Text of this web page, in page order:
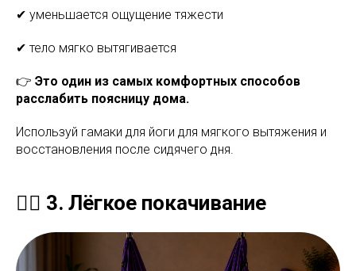
✔ уменьшается ощущение тяжести
✔ тело мягко вытягивается
👉 Это один из самых комфортных способов
расслабить поясницу дома.
Используй гамаки для йоги для мягкого вытяжения и
восстановления после сидячего дня.
💆‍♀️ 3. Лёгкое покачивание